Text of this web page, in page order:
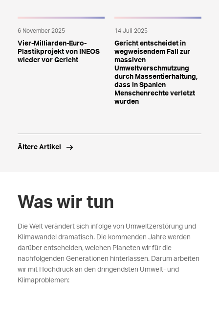
6 November 2025
Vier-Milliarden-Euro-
Plastikprojekt von INEOS
wieder vor Gericht
14 Juli 2025
Gericht entscheidet in
wegweisendem Fall zur
massiven
Umweltverschmutzung
durch Massentierhaltung,
dass in Spanien
Menschenrechte verletzt
wurden
Ältere Artikel
Was wir tun
Die Welt verändert sich infolge von Umweltzerstörung und
Klimawandel dramatisch. Die kommenden Jahre werden
darüber entscheiden, welchen Planeten wir für die
nachfolgenden Generationen hinterlassen. Darum arbeiten
wir mit Hochdruck an den dringendsten Umwelt- und
Klimaproblemen: